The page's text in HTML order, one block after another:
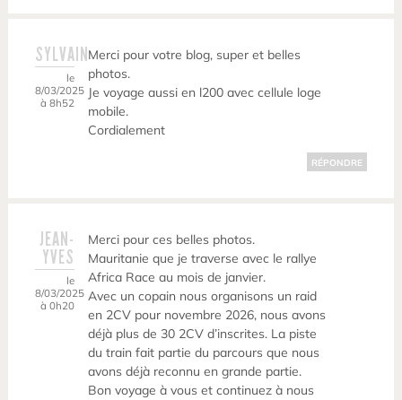
SYLVAIN
le
8/03/2025
à 8h52
Merci pour votre blog, super et belles
photos.
Je voyage aussi en l200 avec cellule loge
mobile.
Cordialement
RÉPONDRE
JEAN-
YVES
le
8/03/2025
à 0h20
Merci pour ces belles photos.
Mauritanie que je traverse avec le rallye
Africa Race au mois de janvier.
Avec un copain nous organisons un raid
en 2CV pour novembre 2026, nous avons
déjà plus de 30 2CV d’inscrites. La piste
du train fait partie du parcours que nous
avons déjà reconnu en grande partie.
Bon voyage à vous et continuez à nous